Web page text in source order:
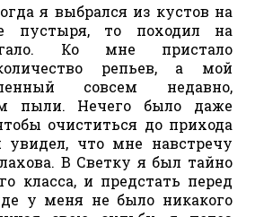
я выбрался из кустов на
пустыря, то походил на
Ко мне пристало
репьев, а мой
совсем недавно,
пыли. Нечего было даже
очиститься до прихода
что мне навстречу
В Светку я был тайно
класса, и предстать перед
у меня не было никакого